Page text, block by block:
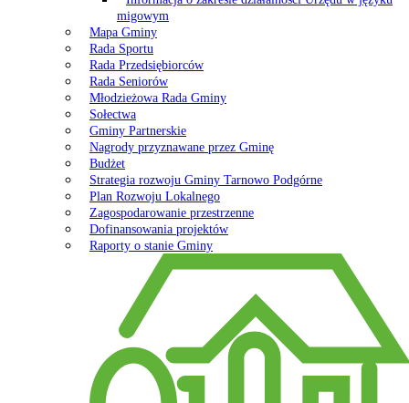
migowym
Mapa Gminy
Rada Sportu
Rada Przedsiębiorców
Rada Seniorów
Młodzieżowa Rada Gminy
Sołectwa
Gminy Partnerskie
Nagrody przyznawane przez Gminę
Budżet
Strategia rozwoju Gminy Tarnowo Podgórne
Plan Rozwoju Lokalnego
Zagospodarowanie przestrzenne
Dofinansowania projektów
Raporty o stanie Gminy